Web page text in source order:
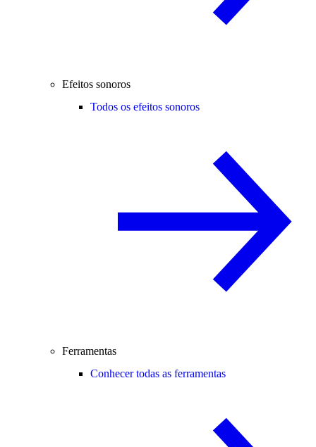
Efeitos sonoros
Todos os efeitos sonoros
Ferramentas
Conhecer todas as ferramentas